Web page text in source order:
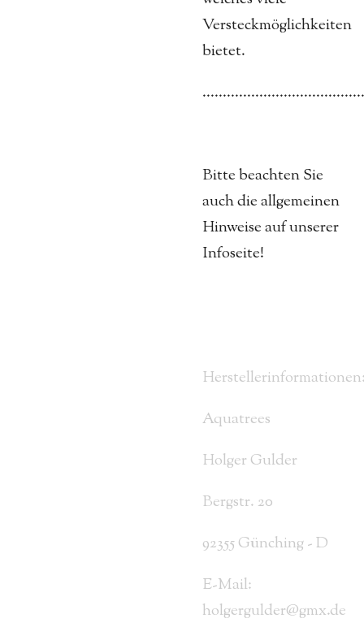
Versteckmöglichkeiten
bietet.
Bitte beachten Sie
auch die allgemeinen
Hinweise auf unserer
Infoseite!
Aquatrees
Holger Gulder
Bergstr. 20
92355 Günching - D
E-Mail:
holgergulder@gmx.de